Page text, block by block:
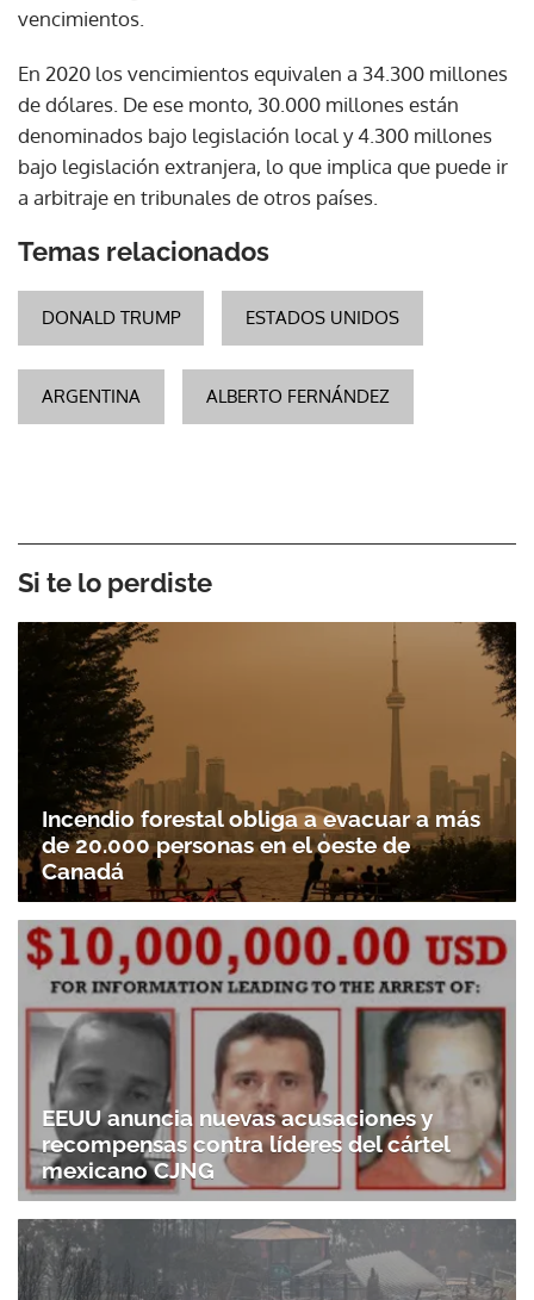
vencimientos.
En 2020 los vencimientos equivalen a 34.300 millones
de dólares. De ese monto, 30.000 millones están
denominados bajo legislación local y 4.300 millones
bajo legislación extranjera, lo que implica que puede ir
a arbitraje en tribunales de otros países.
Temas relacionados
DONALD TRUMP ESTADOS UNIDOS
ARGENTINA ALBERTO FERNÁNDEZ
Si te lo perdiste
Incendio forestal obliga a evacuar a más
de 20.000 personas en el oeste de
Canadá
EEUU anuncia nuevas acusaciones y
recompensas contra líderes del cártel
mexicano CJNG